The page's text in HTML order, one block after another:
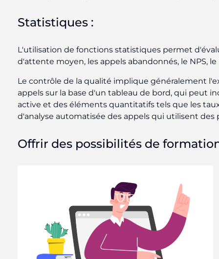
Statistiques :
L'utilisation de fonctions statistiques permet
d'attente moyen, les appels abandonnés, le NPS, le
Le contrôle de la qualité implique généralement
appels sur la base d'un tableau de bord, qui peut
active et des éléments quantitatifs tels que les
d'analyse automatisée des appels qui utilisent des
Offrir des possibilités de